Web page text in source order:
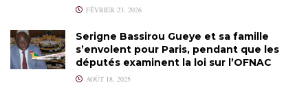
FÉVRIER 23, 2026
Serigne Bassirou Gueye et sa famille
s’envolent pour Paris, pendant que les
députés examinent la loi sur l’OFNAC
AOÛT 18, 2025